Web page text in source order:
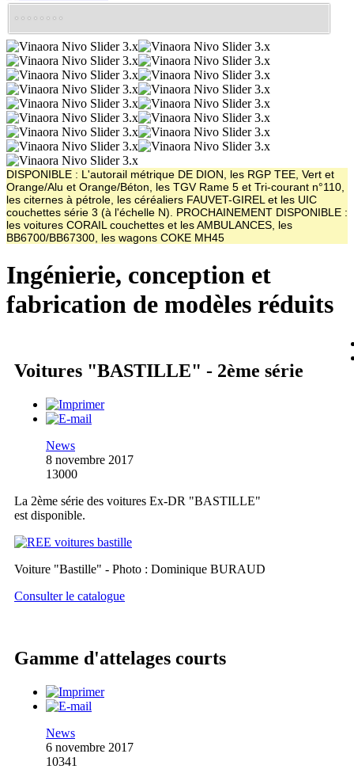
DISPONIBLE : L'autorail métrique DE DION, les RGP TEE, Vert et
Orange/Alu et Orange/Béton, les TGV Rame 5 et Tri-courant n°110,
les citernes à pétrole, les céréaliers FAUVET-GIREL et les UIC
couchettes série 3 (à l'échelle N). PROCHAINEMENT DISPONIBLE :
les voitures CORAIL couchettes et les AMBULANCES, les
BB6700/BB67300, les wagons COKE MH45
Ingénierie, conception et
fabrication de modèles réduits
Voitures "BASTILLE" - 2ème série
News
8 novembre 2017
13000
La 2ème série des voitures Ex-DR "BASTILLE"
est disponible.
Voiture "Bastille" - Photo : Dominique BURAUD
Consulter le catalogue
Gamme d'attelages courts
News
6 novembre 2017
10341